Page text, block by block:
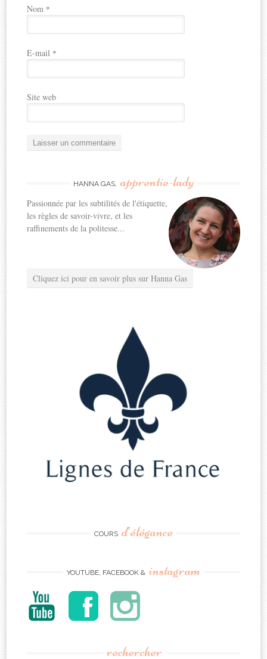
Nom *
E-mail *
Site web
HANNA GAS, apprentie-lady
Passionnée par les subtilités de l'étiquette,
les règles de savoir-vivre, et les
raffinements de la politesse...
Cliquez ici pour en savoir plus sur Hanna Gas
COURS d’élégance
YOUTUBE, FACEBOOK & instagram
rechercher